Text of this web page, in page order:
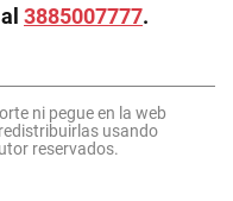
3885007777.
ni pegue en la web
usando
reservados.